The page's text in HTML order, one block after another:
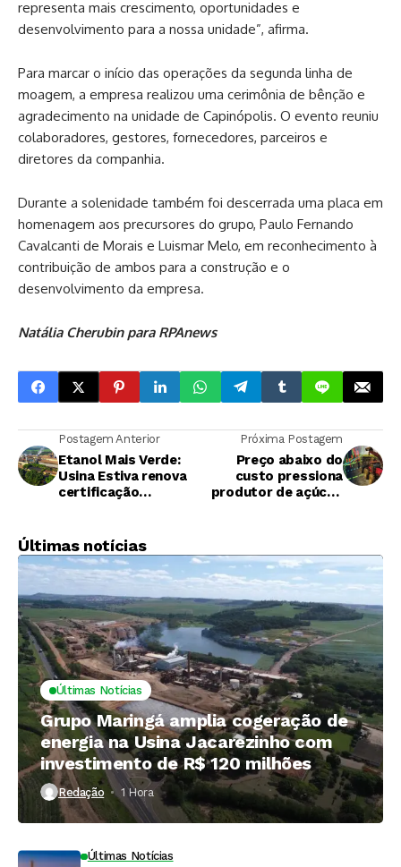
representa mais crescimento, oportunidades e
desenvolvimento para a nossa unidade”, afirma.
Para marcar o início das operações da segunda linha de
moagem, a empresa realizou uma cerimônia de bênção e
agradecimento na unidade de Capinópolis. O evento reuniu
colaboradores, gestores, fornecedores, parceiros e
diretores da companhia.
Durante a solenidade também foi descerrada uma placa em
homenagem aos precursores do grupo, Paulo Fernando
Cavalcanti de Morais e Luismar Melo, em reconhecimento à
contribuição de ambos para a construção e o
desenvolvimento da empresa.
Natália Cherubin para RPAnews
Postagem Anterior
Etanol Mais Verde:
Usina Estiva renova
certificação
Próxima Postagem
Preço abaixo do
custo pressiona
produtor de açúcar,
Últimas notícias
Últimas Notícias
Grupo Maringá amplia cogeração de
energia na Usina Jacarezinho com
investimento de R$ 120 milhões
Redação 1 Hora ⁮
Últimas Notícias